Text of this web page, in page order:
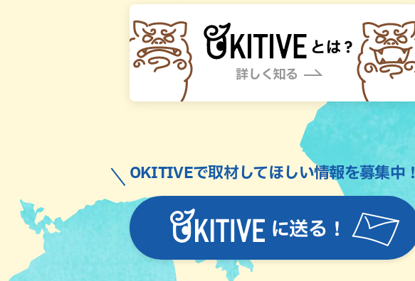
に送る！
OKITIVEで取材してほしい情報を募集中！